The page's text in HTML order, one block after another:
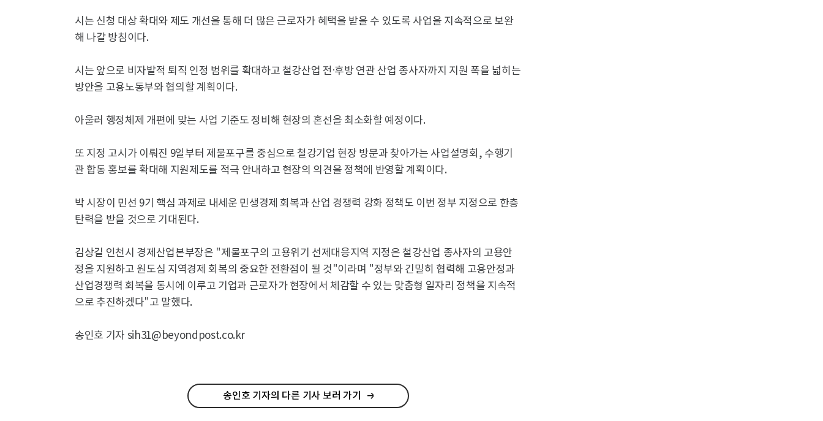
시는 신청 대상 확대와 제도 개선을 통해 더 많은 근로자가 혜택을 받을 수 있도록 사업을 지속적으로 보완
해 나갈 방침이다.
시는 앞으로 비자발적 퇴직 인정 범위를 확대하고 철강산업 전·후방 연관 산업 종사자까지 지원 폭을 넓히는
방안을 고용노동부와 협의할 계획이다.
아울러 행정체제 개편에 맞는 사업 기준도 정비해 현장의 혼선을 최소화할 예정이다.
또 지정 고시가 이뤄진 9일부터 제물포구를 중심으로 철강기업 현장 방문과 찾아가는 사업설명회, 수행기
관 합동 홍보를 확대해 지원제도를 적극 안내하고 현장의 의견을 정책에 반영할 계획이다.
박 시장이 민선 9기 핵심 과제로 내세운 민생경제 회복과 산업 경쟁력 강화 정책도 이번 정부 지정으로 한층
탄력을 받을 것으로 기대된다.
김상길 인천시 경제산업본부장은 "제물포구의 고용위기 선제대응지역 지정은 철강산업 종사자의 고용안
정을 지원하고 원도심 지역경제 회복의 중요한 전환점이 될 것"이라며 "정부와 긴밀히 협력해 고용안정과
산업경쟁력 회복을 동시에 이루고 기업과 근로자가 현장에서 체감할 수 있는 맞춤형 일자리 정책을 지속적
으로 추진하겠다"고 말했다.
송인호 기자 sih31@beyondpost.co.kr
송인호 기자의 다른 기사 보러 가기